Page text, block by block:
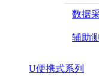
数据
辅助
U便携式系列